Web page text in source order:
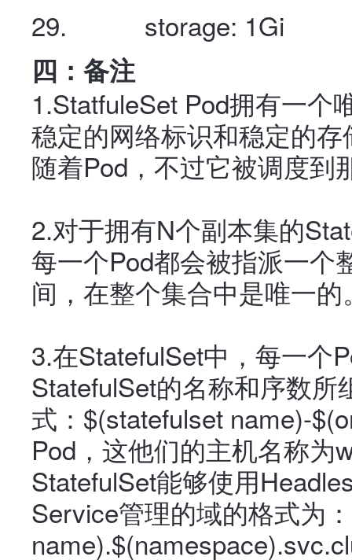
storage: 1Gi
四：备注
1.StatfuleSet Pod拥有一个
稳定的网络标识和稳定的
随着Pod，不过它被调度到
2.对于拥有N个副本集的
每一个Pod都会被指派一个
间，在整个集合中是唯一的
3.在StatefulSet中，每一个
StatefulSet的名称和序数
式： $(statefulset name)-
Pod，这他们的主机名称为
StatefulSet能够使用
Service管理的域的格式为：